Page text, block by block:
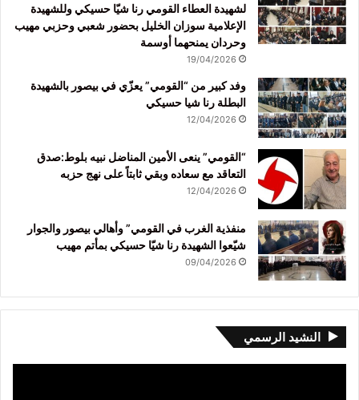
لشهيدة العطاء القومي رنا شيّا حسيكي وللشهيدة
الإعلامية سوزان الخليل بحضور شعبي وحزبي مهيب
وحردان يمنحهما أوسمة
19/04/2026
وفد كبير من “القومي” يعزّي في بيصور بالشهيدة
البطلة رنا شيا حسيكي
12/04/2026
“القومي” ينعى الأمين المناضل نبيه بلوط:صدق
التعاقد مع سعاده وبقي ثابتاً على نهج حزبه
12/04/2026
منفذية الغرب في القومي” وأهالي بيصور والجوار
شيّعوا الشهيدة رنا شيّا حسيكي بمأتم مهيب
09/04/2026
النشيد الرسمي